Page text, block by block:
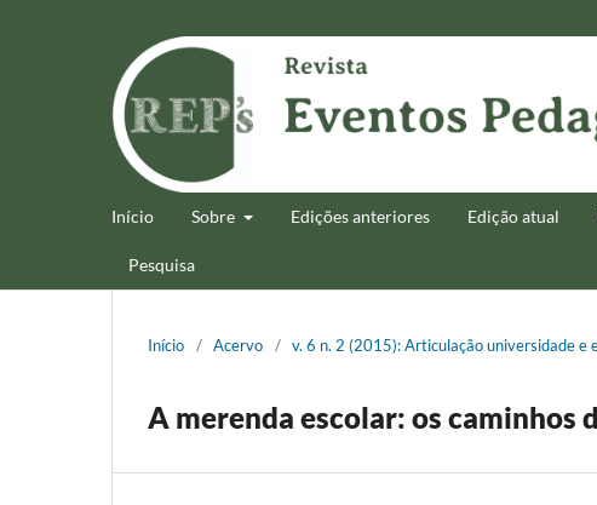
Início Sobre Edições anteriores Edição atual
Pesquisa
Início / Acervo / v. 6 n. 2 (2015): Articulação universidade e
A merenda escolar: os caminhos